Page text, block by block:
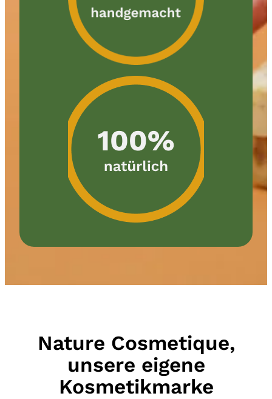
Nature Cosmetique,
unsere eigene
Kosmetikmarke